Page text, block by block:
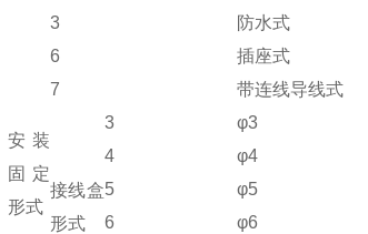
安装
固定
形式
3
防水式
6
插座式
7
带连线导线式
接线盒
形式
3
φ3
4
φ4
5
φ5
6
φ6